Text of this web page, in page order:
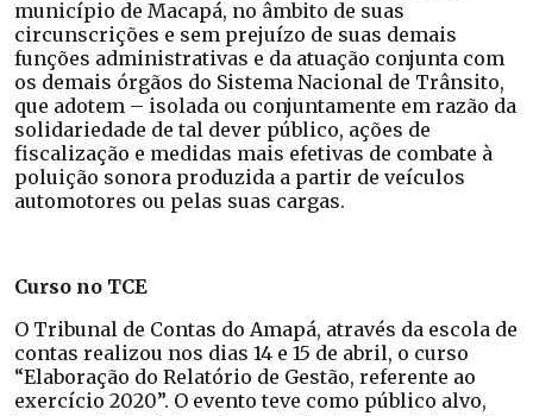
município de Macapá, no âmbito de suas
circunscrições e sem prejuízo de suas demais
funções administrativas e da atuação conjunta com
os demais órgãos do Sistema Nacional de Trânsito,
que adotem – isolada ou conjuntamente em razão da
solidariedade de tal dever público, ações de
fiscalização e medidas mais efetivas de combate à
poluição sonora produzida a partir de veículos
automotores ou pelas suas cargas.
Curso no TCE
O Tribunal de Contas do Amapá, através da escola de
contas realizou nos dias 14 e 15 de abril, o curso
“Elaboração do Relatório de Gestão, referente ao
exercício 2020”. O evento teve como público alvo,